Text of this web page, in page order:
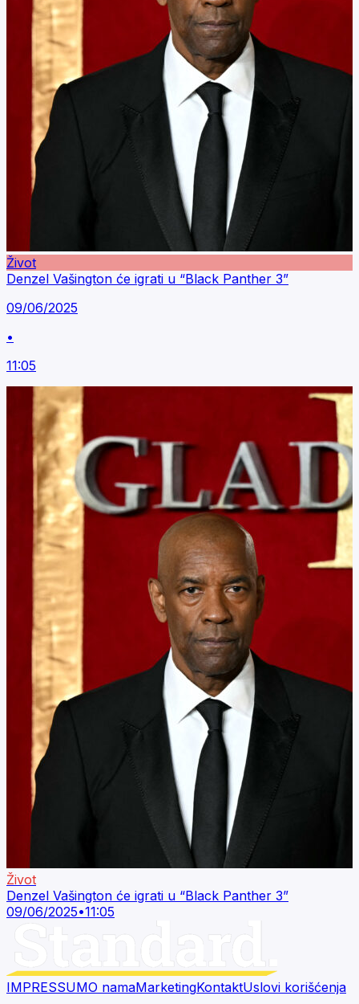
Život
Denzel Vašington će igrati u “Black Panther 3”
09/06/2025
•
11:05
Život
Denzel Vašington će igrati u “Black Panther 3”
09/06/2025•11:05
IMPRESSUMO namaMarketingKontaktUslovi korišćenja